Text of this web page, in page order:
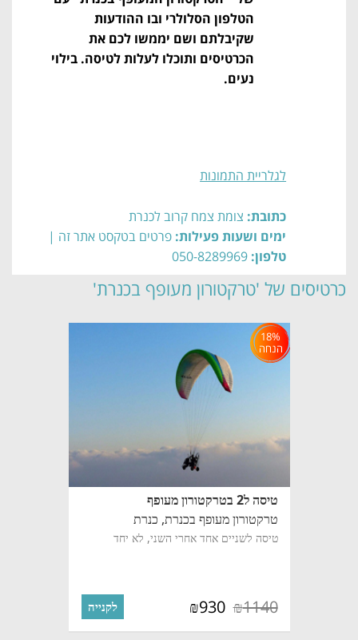
הטלפון הסלולרי ובו ההודעות
שקיבלתם ושם יממשו לכם את
הכרטיסים ותוכלו לעלות לטיסה. בילוי
נעים.
לגלריית התמונות
כתובת: צומת צמח קרוב לכנרת
ימים ושעות פעילות: פרטים בטקסט אתר זה |
טלפון: 050-8289969
כרטיסים של 'טרקטורון מעופף בכנרת'
18%
הנחה
טיסה ל2 בטרקטורון מעופף
טרקטורון מעופף בכנרת, כנרת
טיסה לשניים אחד אחרי השני, לא יחד
₪1140
₪930 לקנייה